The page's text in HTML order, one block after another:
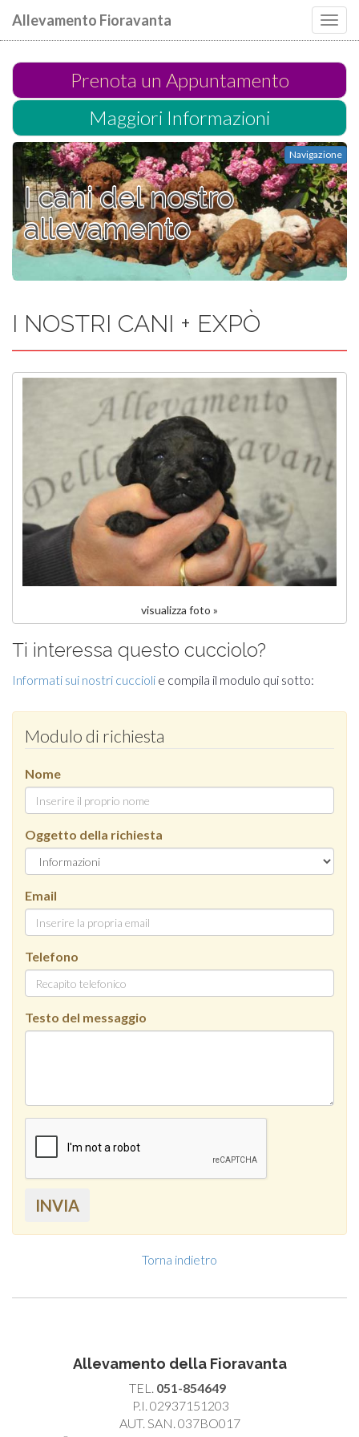
Allevamento Fioravanta
Prenota un Appuntamento
Maggiori Informazioni
Navigazione
I cani del nostro
allevamento
I NOSTRI CANI + EXPÒ
visualizza foto »
Ti interessa questo cucciolo?
Informati sui nostri cuccioli e compila il modulo qui sotto:
Modulo di richiesta
Nome
Oggetto della richiesta
Email
Telefono
Testo del messaggio
INVIA
Torna indietro
Allevamento della Fioravanta
TEL. 051-854649
P.I. 02937151203
AUT. SAN. 037BO017